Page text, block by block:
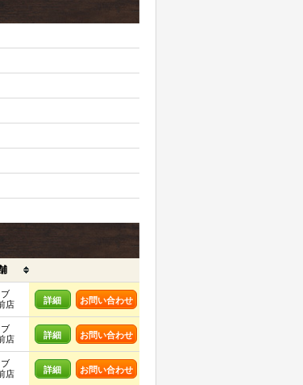
店
詳細 お問い合わせ
店
詳細 お問い合わせ
店
詳細 お問い合わせ